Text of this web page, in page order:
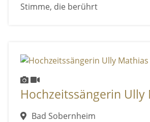
Stimme, die berührt
Hochzeitssängerin Ully
Bad Sobernheim